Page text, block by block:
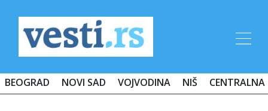
BEOGRAD NOVI SAD VOJVODINA NIŠ CENTRALNA